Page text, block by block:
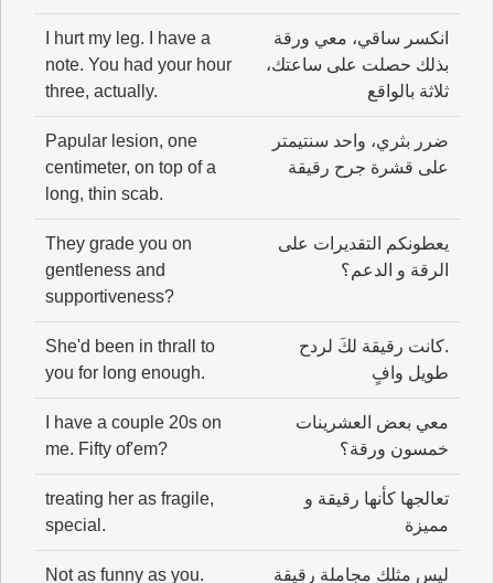
انكسر ساقي، معي ورقة
بذلك حصلت على ساعتك،
ثلاثة بالواقع
I hurt my leg. I have a
note. You had your hour
three, actually.
ضرر بثري، واحد سنتيمتر
على قشرة جرح رقيقة
Papular lesion, one
centimeter, on top of a
long, thin scab.
يعطونكم التقديرات على
الرقة و الدعم؟
They grade you on
gentleness and
supportiveness?
.كانت رقيقة لكَ لردح
طويل وافٍ
She'd been in thrall to
you for long enough.
معي بعض العشرينات
خمسون ورقة؟
I have a couple 20s on
me. Fifty of'em?
تعالجها كأنها رقيقة و
مميزة
treating her as fragile,
special.
ليس مثلك مجاملة رقيقة Not as funny as you.